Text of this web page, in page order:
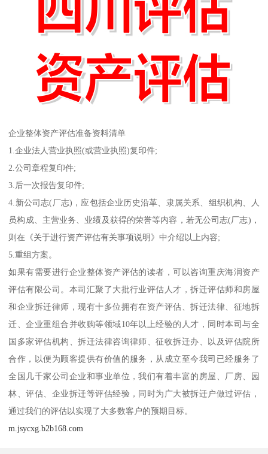
企业整体资产评估准备资料清单
1.企业法人营业执照(或营业执照)复印件;
2.公司章程复印件;
3.后一次报告复印件;
4.新公司志(厂志)，应包括企业历史沿革、隶属关系、组织机构、人
员构成、主营业务、业绩及获得的荣誉等内容，若无公司志(厂志)，
则在《关于进行资产评估有关事项说明》中介绍以上内容;
5.重组方案。
如果有需要进行企业整体资产评估的读者，可以咨询重庆海润资产
评估有限公司。本司汇聚了大批行业评估人才，拆迁评估师和房屋
和企业拆迁律师，现有十多位拥有在资产评估、拆迁法律、征地拆
迁、企业重组合并收购等领域10年以上经验的人才，同时本司与全
国多家评估机构、拆迁法律咨询律师、征收拆迁办、以及评估院所
合作，以便为顾客提供有价值的服务，从成立至今我司已经服务了
全国几千家公司企业和事业单位，我们有着丰富的房屋、厂房、园
林、评估、企业拆迁等评估经验，同时为广大被拆迁户做过评估，
通过我们的评估以实现了大多数客户的预期目标。
m.jsycxg.b2b168.com